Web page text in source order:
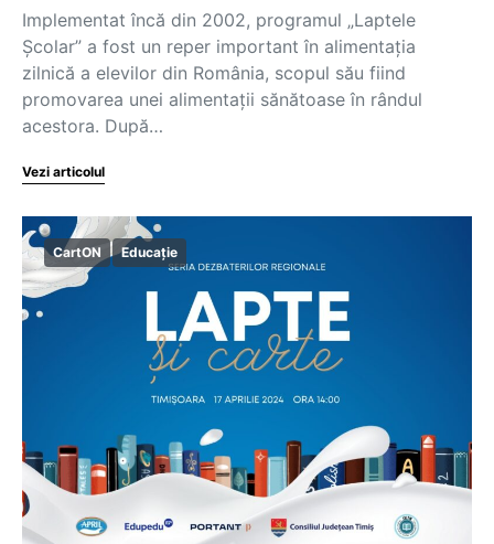
Implementat încă din 2002, programul „Laptele
Școlar” a fost un reper important în alimentația
zilnică a elevilor din România, scopul său fiind
promovarea unei alimentații sănătoase în rândul
acestora. După…
Vezi articolul
CartON Educație